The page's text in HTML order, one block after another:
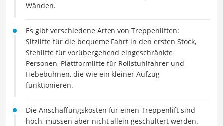
Wänden.
Es gibt verschiedene Arten von Treppenliften:
Sitzlifte für die bequeme Fahrt in den ersten Stock,
Stehlifte für vorübergehend eingeschränkte
Personen, Plattformlifte für Rollstuhlfahrer und
Hebebühnen, die wie ein kleiner Aufzug
funktionieren.
Die Anschaffungskosten für einen Treppenlift sind
hoch, müssen aber nicht allein geschultert werden.